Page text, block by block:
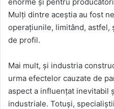
Mulți dintre aceștia au fost
operațiunile, limitând, astfel,
de profil.
Mai mult, și industria
urma efectelor cauzate de
aspect a influențat inevitabil
industriale. Totuși,